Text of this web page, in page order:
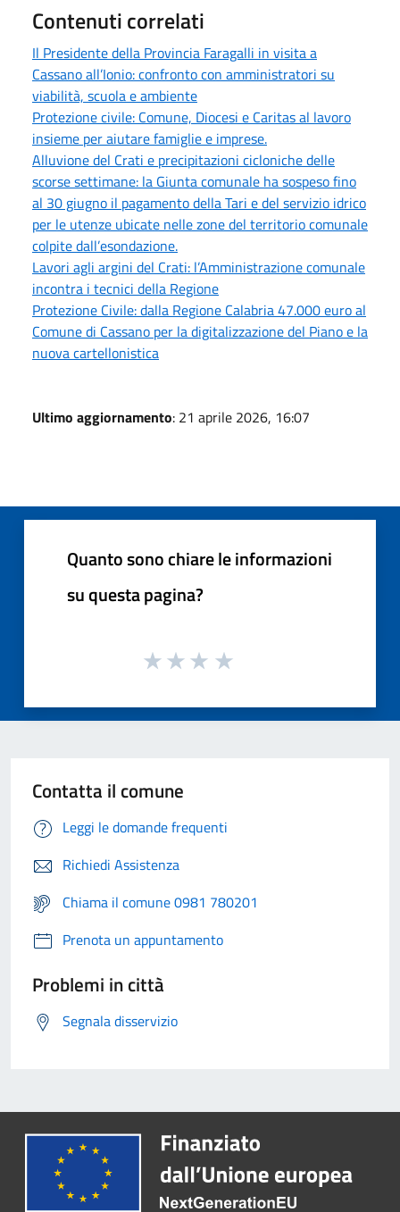
Contenuti correlati
Il Presidente della Provincia Faragalli in visita a
Cassano all’Ionio: confronto con amministratori su
viabilità, scuola e ambiente
Protezione civile: Comune, Diocesi e Caritas al lavoro
insieme per aiutare famiglie e imprese.
Alluvione del Crati e precipitazioni cicloniche delle
scorse settimane: la Giunta comunale ha sospeso fino
al 30 giugno il pagamento della Tari e del servizio idrico
per le utenze ubicate nelle zone del territorio comunale
colpite dall’esondazione.
Lavori agli argini del Crati: l’Amministrazione comunale
incontra i tecnici della Regione
Protezione Civile: dalla Regione Calabria 47.000 euro al
Comune di Cassano per la digitalizzazione del Piano e la
nuova cartellonistica
Ultimo aggiornamento: 21 aprile 2026, 16:07
Quanto sono chiare le informazioni
su questa pagina?
Contatta il comune
Leggi le domande frequenti
Richiedi Assistenza
Chiama il comune 0981 780201
Prenota un appuntamento
Problemi in città
Segnala disservizio